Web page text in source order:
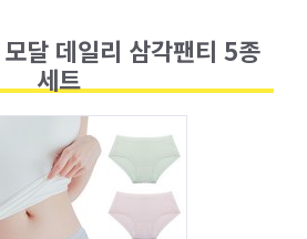
달 데일리 삼각팬티 5종
세트